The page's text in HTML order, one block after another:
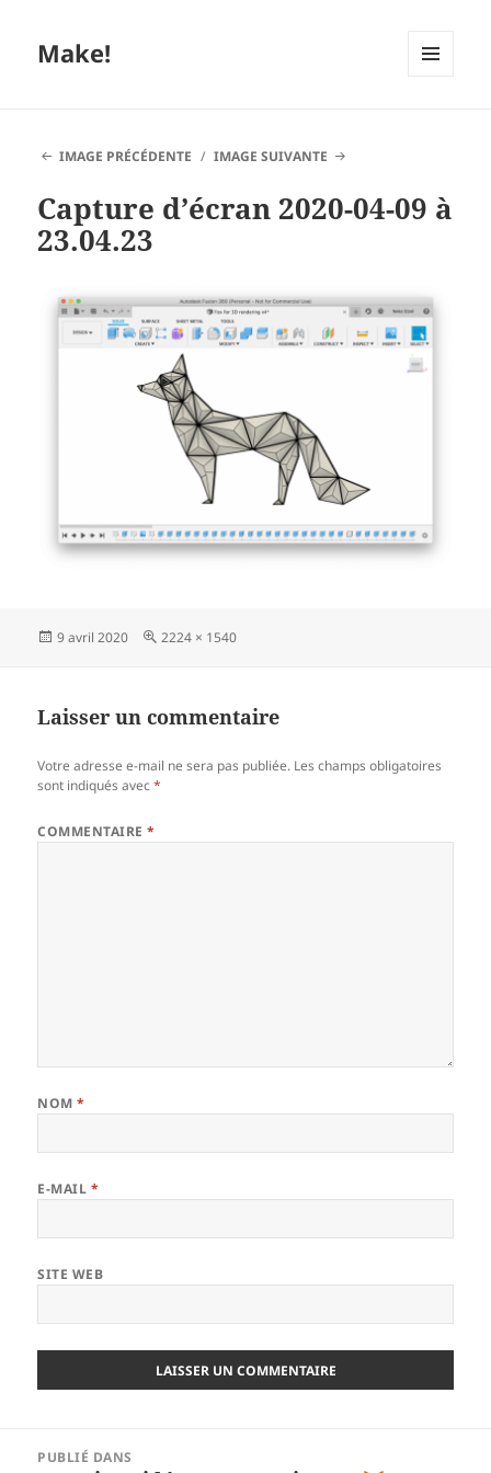
Make!
IMAGE PRÉCÉDENTE
IMAGE SUIVANTE
Capture d’écran 2020-04-09 à
23.04.23
Publié
9 avril 2020
Taille
2224 × 1540
Laisser un commentaire
Votre adresse e-mail ne sera pas publiée. Les champs obligatoires
sont indiqués avec*
COMMENTAIRE*
NOM*
E-MAIL *
SITE WEB
PUBLIÉ DANS